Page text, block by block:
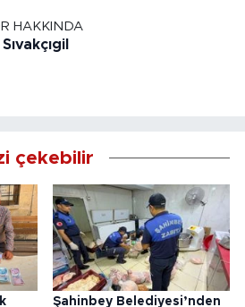
HAKKINDA
çekebilir
Şahinbey Belediyesi’nden